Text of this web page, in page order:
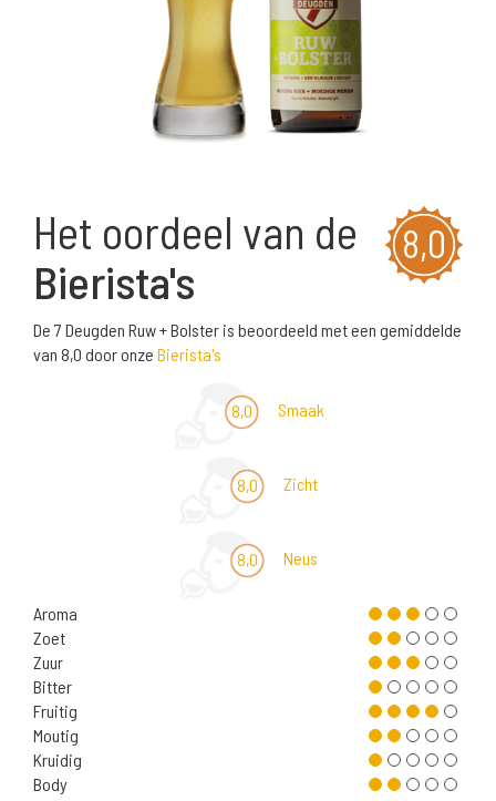
8,0
Het oordeel van de
Bierista's
De 7 Deugden Ruw + Bolster is beoordeeld met een gemiddelde
van 8,0 door onze Bierista's
8,0 Smaak
8,0 Zicht
8,0 Neus
Aroma
Zoet
Zuur
Bitter
Fruitig
Moutig
Kruidig
Body